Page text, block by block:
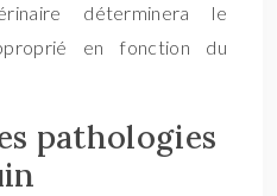
déterminera le
en fonction du
pathologies